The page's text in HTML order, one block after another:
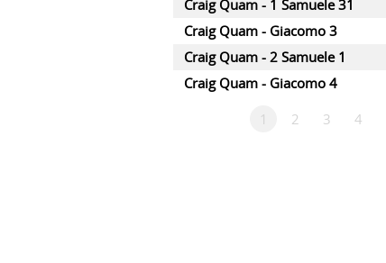
Craig Quam - 1 Samuele 31
Craig Quam - Giacomo 3
Craig Quam - 2 Samuele 1
Craig Quam - Giacomo 4
1
2 3 4